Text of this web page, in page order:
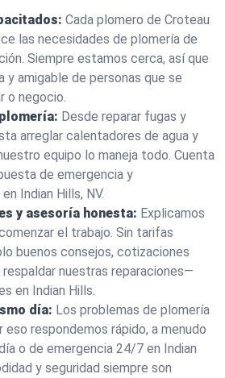
Cada plomero de Croteau
las necesidades de plomería de
Siempre estamos cerca, así que
y amigable de personas que se
o negocio.
Desde reparar fugas y
arreglar calentadores de agua y
equipo lo maneja todo. Cuenta
de emergencia y
Indian Hills, NV.
y asesoría honesta: Explicamos
el trabajo. Sin tarifas
buenos consejos, cotizaciones
nuestras reparaciones—
en Indian Hills.
día: Los problemas de plomería
eso respondemos rápido, a menudo
o de emergencia 24/7 en Indian
y seguridad siempre son